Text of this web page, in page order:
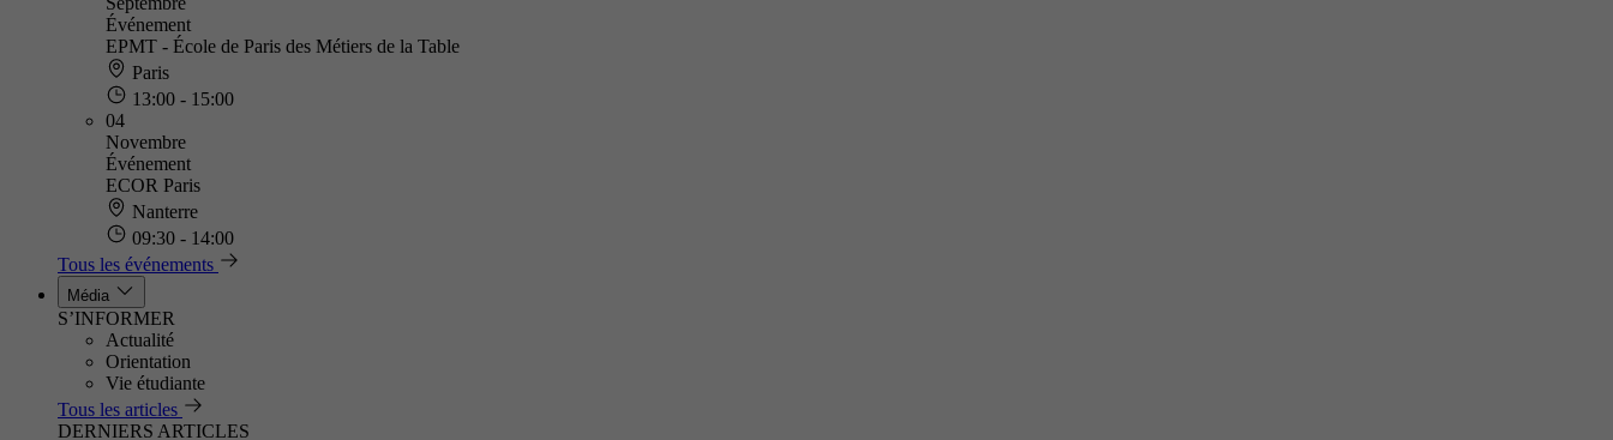
Événement
EPMT - École de Paris des Métiers de la Table
Paris
13:00 - 15:00
04
Novembre
Événement
ECOR Paris
Nanterre
09:30 - 14:00
Tous les événements
Média
S’INFORMER
Actualité
Orientation
Vie étudiante
Tous les articles
DERNIERS ARTICLES